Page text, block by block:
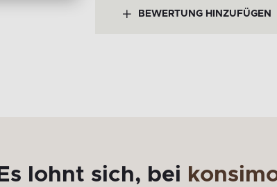
BEWERTUNG HINZUFÜGEN
Es lohnt sich, bei